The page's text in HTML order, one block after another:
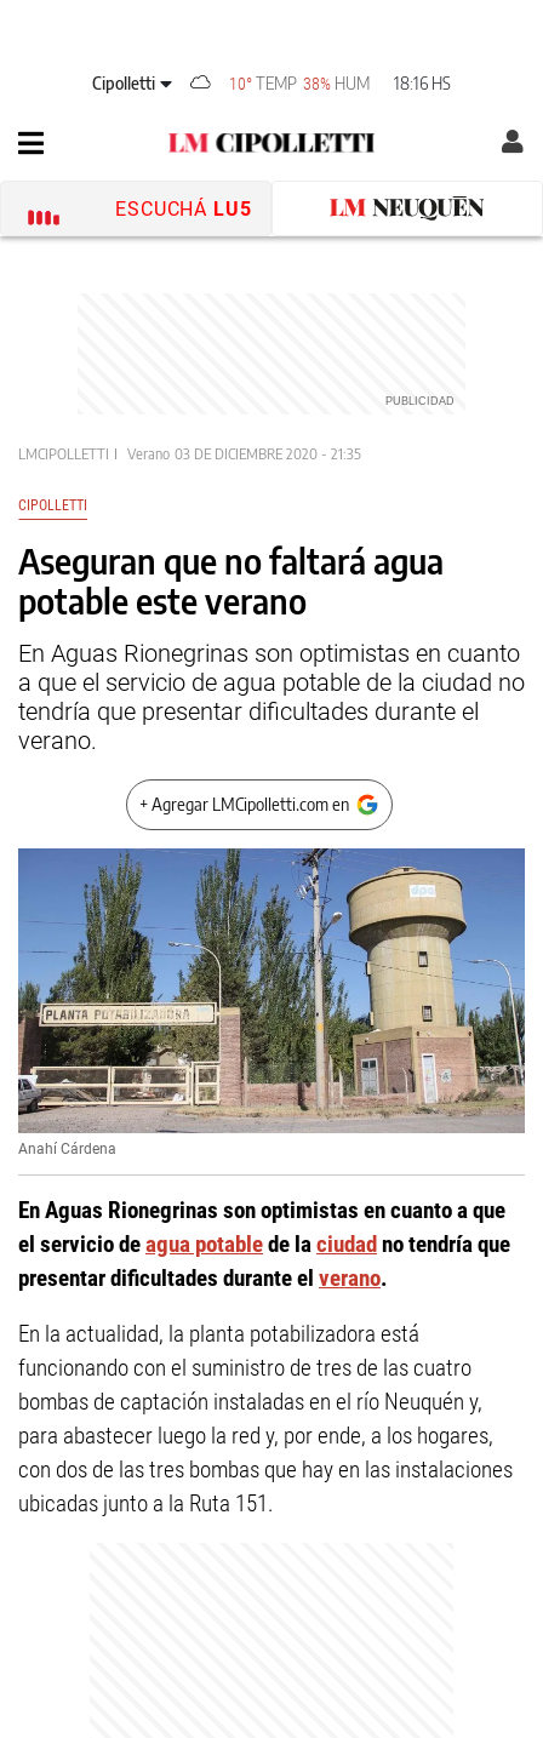
Cipolletti 10° TEMP 38% HUM 18:16 HS
ESCUCHÁ LU5
LMCIPOLLETTI Verano 03 DE DICIEMBRE 2020 - 21:35
CIPOLLETTI
Aseguran que no faltará agua
potable este verano
En Aguas Rionegrinas son optimistas en cuanto
a que el servicio de agua potable de la ciudad no
tendría que presentar dificultades durante el
verano.
+ Agregar LMCipolletti.com en
Anahí Cárdena
En Aguas Rionegrinas son optimistas en cuanto a que
el servicio deagua potablede laciudadno tendría que
presentar dificultades durante el verano.
En la actualidad, la planta potabilizadora está
funcionando con el suministro de tres de las cuatro
bombas de captación instaladas en el río Neuquén y,
para abastecer luego la red y, por ende, a los hogares,
con dos de las tres bombas que hay en las instalaciones
ubicadas junto a la Ruta 151.